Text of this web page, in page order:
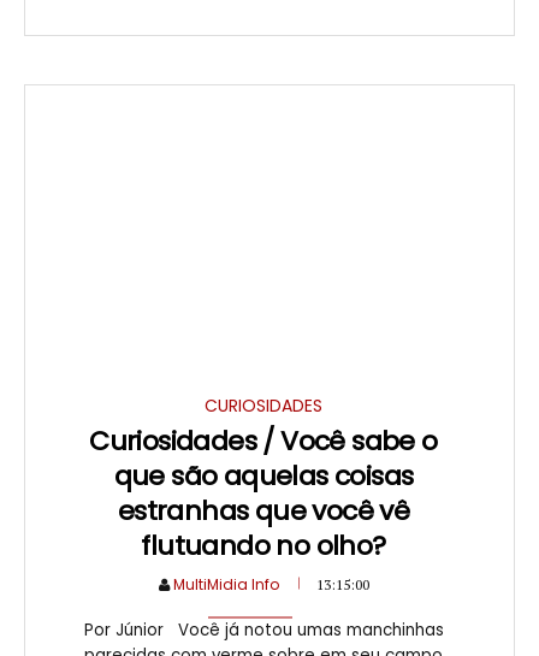
CURIOSIDADES
Curiosidades / Você sabe o
que são aquelas coisas
estranhas que você vê
flutuando no olho?
MultiMidia Info 13:15:00
Por Júnior Você já notou umas manchinhas